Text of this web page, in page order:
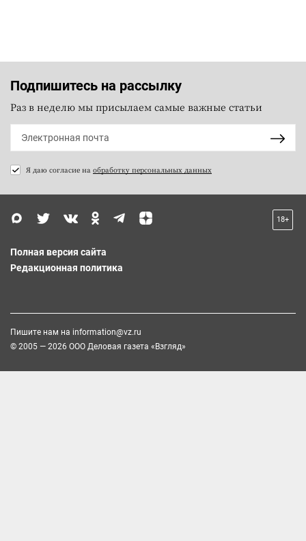
Подпишитесь на рассылку
Раз в неделю мы присылаем самые важные статьи
Я даю согласие на обработку персональных данных
18+
Полная версия сайта
Редакционная политика
Пишите нам на information@vz.ru
© 2005 — 2026 ООО Деловая газета «Взгляд»